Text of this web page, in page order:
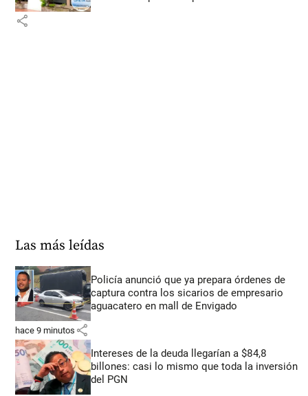
share
Las más leídas
Policía anunció que ya prepara órdenes de
captura contra los sicarios de empresario
aguacatero en mall de Envigado
hace 9 minutos share
Intereses de la deuda llegarían a $84,8
billones: casi lo mismo que toda la inversión
del PGN